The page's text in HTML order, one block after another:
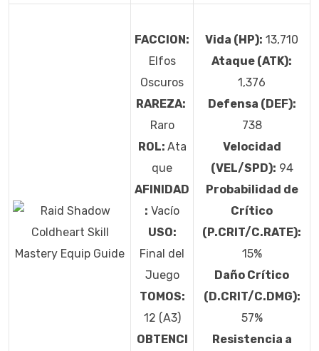
FACCION:
Elfos
Oscuros
RAREZA:
Raro
ROL: Ata
que
AFINIDAD
: Vacío
USO:
Final del
Juego
TOMOS:
12 (A3)
OBTENCI
Vida (HP): 13,710
Ataque (ATK):
1,376
Defensa (DEF):
738
Velocidad
(VEL/SPD): 94
Probabilidad de
Crítico
(P.CRIT/C.RATE):
15%
Daño Crítico
(D.CRIT/C.DMG):
57%
Resistencia a